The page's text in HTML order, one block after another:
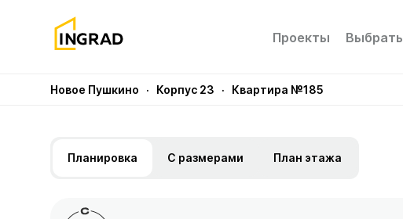
Проекты
Новое Пушкино · Корпус 23 · Квартира №185
Планировка С размерами План этажа